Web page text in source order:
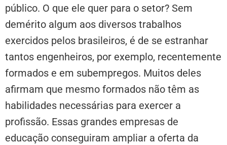
público. O que ele quer para o setor? Sem
demérito algum aos diversos trabalhos
exercidos pelos brasileiros, é de se estranhar
tantos engenheiros, por exemplo, recentemente
formados e em subempregos. Muitos deles
afirmam que mesmo formados não têm as
habilidades necessárias para exercer a
profissão. Essas grandes empresas de
educação conseguiram ampliar a oferta da